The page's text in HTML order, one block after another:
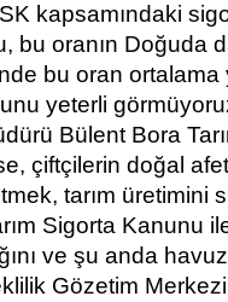
kapsamındaki
bu oranın Doğuda
bu oran ortalama
yeterli
Bülent Bora
çiftçilerin doğal
tarım üretimini
Sigorta Kanunu
ve şu anda
Gözetim